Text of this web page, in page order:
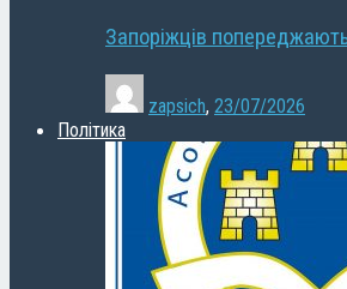
Запоріжців
zapsich, 23/07/2026
Політика